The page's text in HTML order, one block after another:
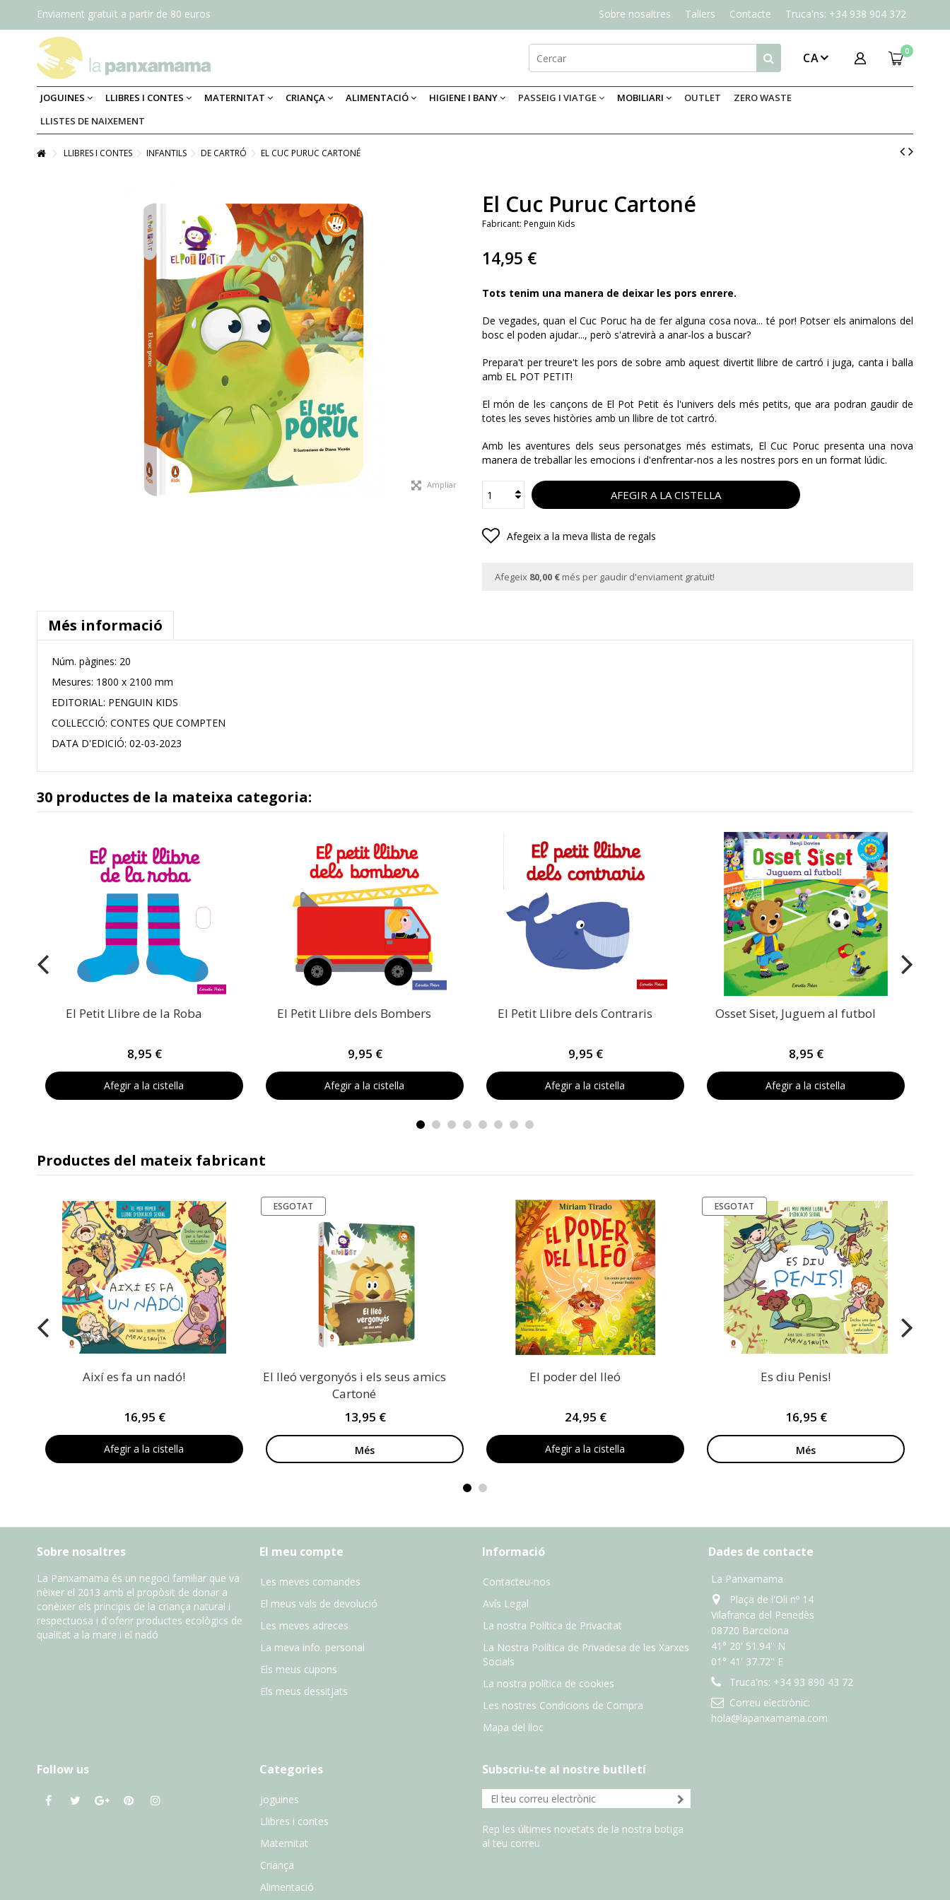
Sobre nosaltres Tallers Contacte Truca'ns: +34 938 904 372
Enviament gratuït a partir de 80 euros
0
CA
JOGUINES LLIBRES I CONTES MATERNITAT CRIANÇA ALIMENTACIÓ HIGIENE I BANY PASSEIG I VIATGE MOBILIARI OUTLET
ZERO WASTE
LLISTES DE NAIXEMENT
LLIBRES I CONTES INFANTILS DE CARTRÓ EL CUC PURUC CARTONÉ
Ampliar
El Cuc Puruc Cartoné
Fabricant: Penguin Kids
14,95 €
Tots tenim una manera de deixar les pors enrere.
De vegades, quan el Cuc Poruc ha de fer alguna cosa nova... té por! Potser els animalons del
bosc el poden ajudar..., però s'atrevirà a anar-los a buscar?
Prepara't per treure't les pors de sobre amb aquest divertit llibre de cartró i juga, canta i balla
amb EL POT PETIT!
El món de les cançons de El Pot Petit és l'univers dels més petits, que ara podran gaudir de
totes les seves històries amb un llibre de tot cartró.
Amb les aventures dels seus personatges més estimats, El Cuc Poruc presenta una nova
manera de treballar les emocions i d'enfrentar-nos a les nostres pors en un format lúdic.
AFEGIR A LA CISTELLA
Afegeix a la meva llista de regals
Afegeix 80,00 € més per gaudir d'enviament gratuït!
Més informació
Núm. pàgines: 20
Mesures: 1800 x 2100 mm
EDITORIAL: PENGUIN KIDS
COL·LECCIÓ: CONTES QUE COMPTEN
DATA D'EDICIÓ: 02-03-2023
30 productes de la mateixa categoria:
El Petit Llibre de la Roba
8,95 €
Afegir a la cistella
El Petit Llibre dels Bombers
9,95 €
Afegir a la cistella
El Petit Llibre dels Contraris
9,95 €
Afegir a la cistella
Osset Siset, Juguem al futbol
8,95 €
Afegir a la cistella
Productes del mateix fabricant
Així es fa un nadó!
16,95 €
Afegir a la cistella
ESGOTAT
El lleó vergonyós i els seus amics
Cartoné
13,95 €
Més
El poder del lleó
24,95 €
Afegir a la cistella
ESGOTAT
Es diu Penis!
16,95 €
Més
Sobre nosaltres
La Panxamama és un negoci familiar que va
nèixer el 2013 amb el propòsit de donar a
conèixer els principis de la criança natural i
respectuosa i d'oferir productes ecològics de
qualitat a la mare i el nadó
El meu compte
Les meves comandes
El meus vals de devolució
Les meves adreces
La meva info. personal
Els meus cupons
Els meus dessitjats
Informació
Contacteu-nos
Avís Legal
La nostra Política de Privacitat
La Nostra Política de Privadesa de les Xarxes
Socials
La nostra política de cookies
Les nostres Condicions de Compra
Mapa del lloc
Dades de contacte
La Panxamama
Plaça de l'Oli nº 14
Vilafranca del Penedès
08720 Barcelona
41° 20' 51.94'' N
01° 41' 37.72" E
Truca'ns: +34 93 890 43 72
Correu electrònic:
hola@lapanxamama.com
Follow us Categories
Joguines
Llibres i contes
Maternitat
Criança
Alimentació
Subscriu-te al nostre butlletí
Rep les últimes novetats de la nostra botiga
al teu correu